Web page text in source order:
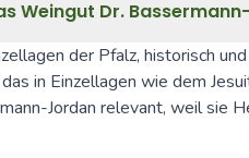
Weingut Dr.
der Pfalz, historisch
in Einzellagen wie dem
Jordan relevant, weil sie